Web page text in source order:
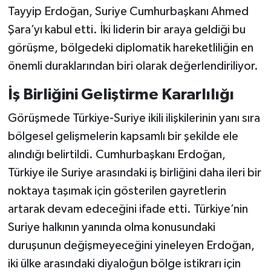
Tayyip Erdoğan, Suriye Cumhurbaşkanı Ahmed
Şara’yı kabul etti. İki liderin bir araya geldiği bu
görüşme, bölgedeki diplomatik hareketliliğin en
önemli duraklarından biri olarak değerlendiriliyor.
İş Birliğini Geliştirme Kararlılığı
Görüşmede Türkiye-Suriye ikili ilişkilerinin yanı sıra
bölgesel gelişmelerin kapsamlı bir şekilde ele
alındığı belirtildi. Cumhurbaşkanı Erdoğan,
Türkiye ile Suriye arasındaki iş birliğini daha ileri bir
noktaya taşımak için gösterilen gayretlerin
artarak devam edeceğini ifade etti. Türkiye’nin
Suriye halkının yanında olma konusundaki
duruşunun değişmeyeceğini yineleyen Erdoğan,
iki ülke arasındaki diyaloğun bölge istikrarı için